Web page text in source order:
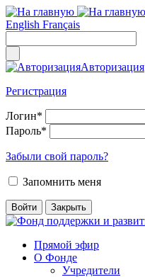
English Français
Авторизация
Регистрация
Логин*
Пароль*
Забыли свой пароль?
Запомнить меня
Прямой эфир
О Фонде
Учредители